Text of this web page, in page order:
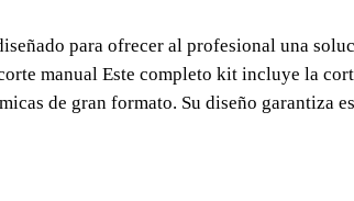
para ofrecer al profesional una
manual Este completo kit incluye la
de gran formato. Su diseño garantiza